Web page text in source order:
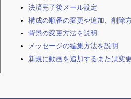
決済完了後メール設定
構成の順番の変更や追加、削除
背景の変更方法を説明
メッセージの編集方法を説明
新規に動画を追加するまたは変